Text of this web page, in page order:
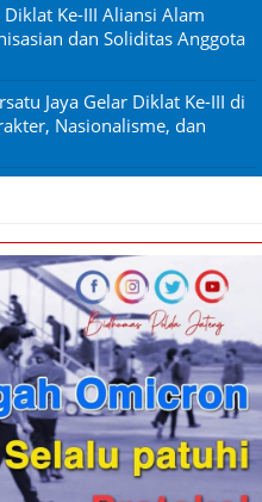
Ke-III Aliansi Alam
dan Soliditas Anggota
Jaya Gelar Diklat Ke-III di
Nasionalisme, dan